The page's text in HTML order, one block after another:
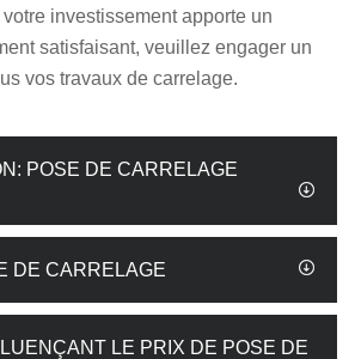
investissement apporte un
satisfaisant, veuillez engager un
vos travaux de carrelage.
POSE DE CARRELAGE
DE CARRELAGE
LE PRIX DE POSE DE